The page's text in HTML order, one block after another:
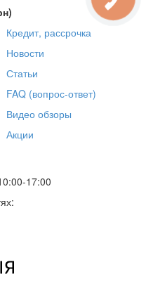
Кредит, рассрочка
Новости
Статьи
FAQ (вопрос-ответ)
Видео обзоры
Акции
17:00